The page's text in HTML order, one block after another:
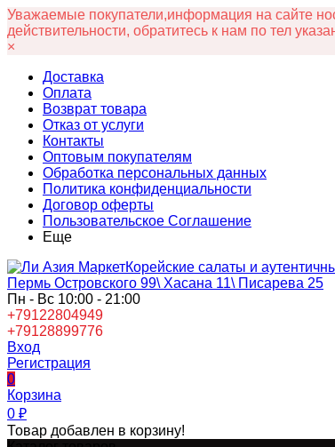
Уважаемые покупатели,информация на сайте
действительности, обратитесь к нам по тел
×
Доставка
Оплата
Возврат товара
Отказ от услуги
Контакты
Оптовым покупателям
Обработка персональных данных
Политика конфиденциальности
Договор оферты
Пользовательское Соглашение
Еще
Корейские салаты и
Пермь Островского 99\ Хасана 11\ Писарева 25
Пн - Вс 10:00 - 21:00
+79122804949
+79128899776
Вход
Регистрация
0
Корзина
0 ₽
Товар добавлен в корзину!